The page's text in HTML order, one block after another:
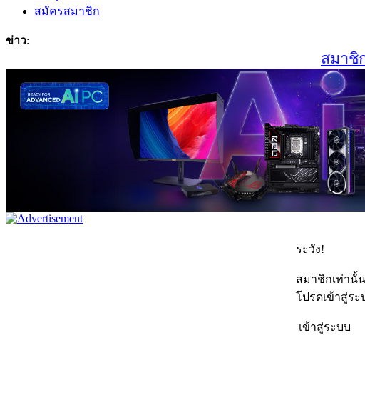
สมัครสมาชิก
ข่าว:
สมาชิก
ระวัง!
สมาชิกเท่านั้
โปรดเข้าสู่ระ
เข้าสู่ระบบ